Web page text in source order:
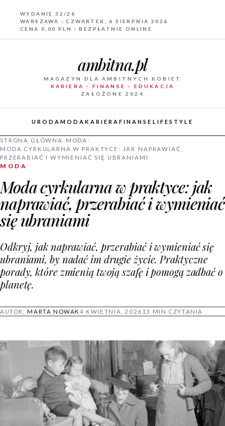
WYDANIE 32/26
WARSZAWA · CZWARTEK, 6 SIERPNIA 2026
CENA 0,00 PLN · BEZPŁATNIE ONLINE
ambitna.pl
MAGAZYN DLA AMBITNYCH KOBIET
KARIERA · FINANSE · EDUKACJA
ZAŁOŻONE 2024
URODAMODAKARIERA FINANSE LIFESTYLE
STRONA GŁÓWNA › MODA ›
MODA CYRKULARNA W PRAKTYCE: JAK NAPRAWIAĆ,
PRZERABIAĆ I WYMIENIAĆ SIĘ UBRANIAMI
MODA
Moda cyrkularna w praktyce: jak
naprawiać, przerabiać i wymieniać
się ubraniami
Odkryj, jak naprawiać, przerabiać i wymieniać się
ubraniami, by nadać im drugie życie. Praktyczne
porady, które zmienią twoją szafę i pomogą zadbać o
planetę.
AUTOR:MARTA NOWAK4 KWIETNIA, 2026 13 MIN CZYTANIA